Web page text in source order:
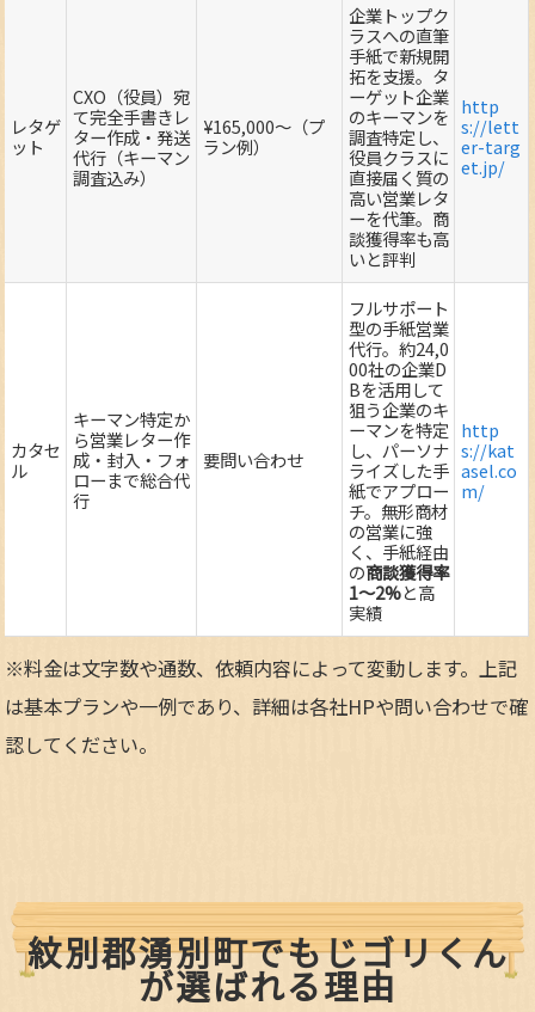
レタゲ
ット
CXO（役員）宛
て完全手書きレ
ター作成・発送
代行（キーマン
調査込み）
¥165,000～（プ
ラン例）
企業トップク
ラスへの直筆
手紙で新規開
拓を支援。タ
ーゲット企業
のキーマンを
調査特定し、
役員クラスに
直接届く質の
高い営業レタ
ーを代筆。商
談獲得率も高
いと評判
http
s://lett
er-targ
et.jp/
カタセ
ル
キーマン特定か
ら営業レター作
成・封入・フォ
ローまで総合代
行
要問い合わせ
フルサポート
型の手紙営業
代行。約24,0
00社の企業D
Bを活用して
狙う企業のキ
ーマンを特定
し、パーソナ
ライズした手
紙でアプロー
チ。無形商材
の営業に強
く、手紙経由
の商談獲得率
1～2%と高
実績
http
s://kat
asel.co
m/
※料金は文字数や通数、依頼内容によって変動します。上記
は基本プランや一例であり、詳細は各社HPや問い合わせで確
認してください。​
紋別郡湧別町でもじゴリくん
が選ばれる理由